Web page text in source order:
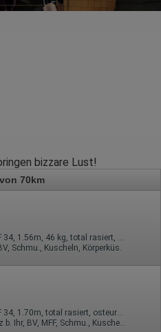
bizzare Lust!
70km
40 Jahre, 75B, KF 34, 1.56m, 46 kg, total rasiert, asiatisch
Schmu., Kuscheln, Körperküs.
21 Jahre, 75B, KF 34, 1.70m, total rasiert, osteuropäisch
AV, 69, GF6, Franz b. Ihr, BV, MFF, Schmu., Kuscheln